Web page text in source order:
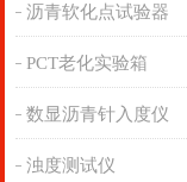
沥青软化点试验器
PCT老化实验箱
数显沥青针入度仪
浊度测试仪